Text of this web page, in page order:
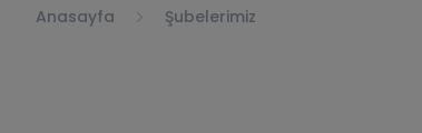
Anasayfa Şubelerimiz